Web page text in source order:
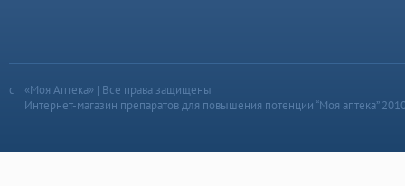
«Моя Аптека» | Все права защищены
Интернет-магазин препаратов для повышения потенции “Моя аптека”